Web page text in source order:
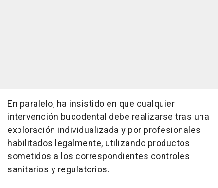
En paralelo, ha insistido en que cualquier
intervención bucodental debe realizarse tras una
exploración individualizada y por profesionales
habilitados legalmente, utilizando productos
sometidos a los correspondientes controles
sanitarios y regulatorios.